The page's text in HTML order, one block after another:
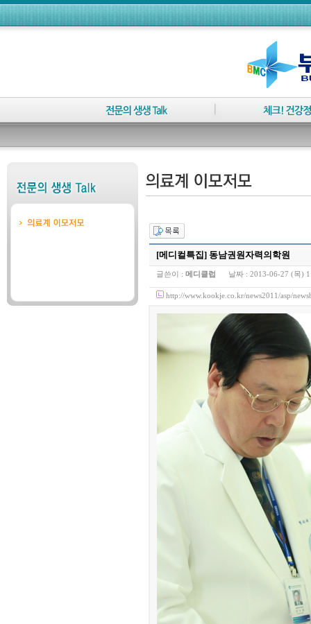
[메디컬특집] 동남권원자력의학원
글쓴이 : 메디클럽 날짜 : 2013-06-27 (목)
http://www.kookje.co.kr/news2011/asp/